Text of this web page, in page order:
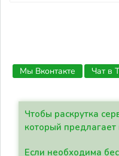
Мы Вконтакте Чат в
Чтобы раскрутка
который
Если необходима